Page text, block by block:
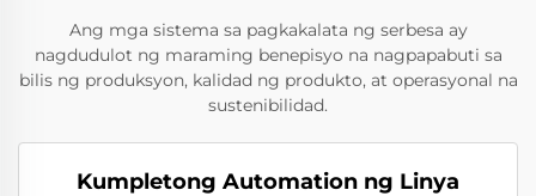
Ang mga sistema sa pagkakalata ng serbesa ay
nagdudulot ng maraming benepisyo na nagpapabuti sa
bilis ng produksyon, kalidad ng produkto, at operasyonal na
sustenibilidad.
Kumpletong Automation ng Linya